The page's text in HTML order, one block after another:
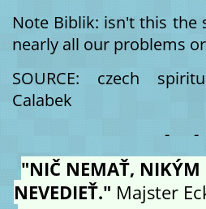
Note Biblik: isn't this the
nearly all our problems
SOURCE: czech
Calabek
- -
"NIČ NEMAŤ, NIKÝM
NEVEDIEŤ." Majster